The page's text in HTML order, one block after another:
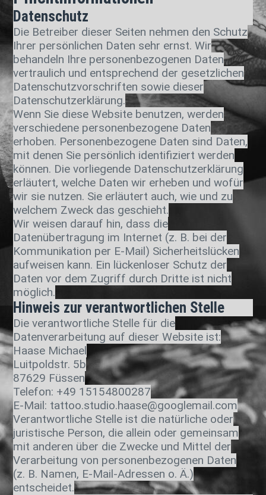
Datenschutz
Die Betreiber dieser Seiten nehmen den Schutz
Ihrer persönlichen Daten sehr ernst. Wir
behandeln Ihre personenbezogenen Daten
vertraulich und entsprechend der gesetzlichen
Datenschutzvorschriften sowie dieser
Datenschutzerklärung.
Wenn Sie diese Website benutzen, werden
verschiedene personenbezogene Daten
erhoben. Personenbezogene Daten sind Daten,
mit denen Sie persönlich identifiziert werden
können. Die vorliegende Datenschutzerklärung
erläutert, welche Daten wir erheben und wofür
wir sie nutzen. Sie erläutert auch, wie und zu
welchem Zweck das geschieht.
Wir weisen darauf hin, dass die
Datenübertragung im Internet (z. B. bei der
Kommunikation per E-Mail) Sicherheitslücken
aufweisen kann. Ein lückenloser Schutz der
Daten vor dem Zugriff durch Dritte ist nicht
möglich.
Hinweis zur verantwortlichen Stelle
Die verantwortliche Stelle für die
Datenverarbeitung auf dieser Website ist:
Haase Michael
Luitpoldstr. 5b
87629 Füssen
Telefon: +49 15154800287
E-Mail: tattoo.studio.haase@googlemail.com
Verantwortliche Stelle ist die natürliche oder
juristische Person, die allein oder gemeinsam
mit anderen über die Zwecke und Mittel der
Verarbeitung von personenbezogenen Daten
(z. B. Namen, E-Mail-Adressen o. Ä.)
entscheidet.